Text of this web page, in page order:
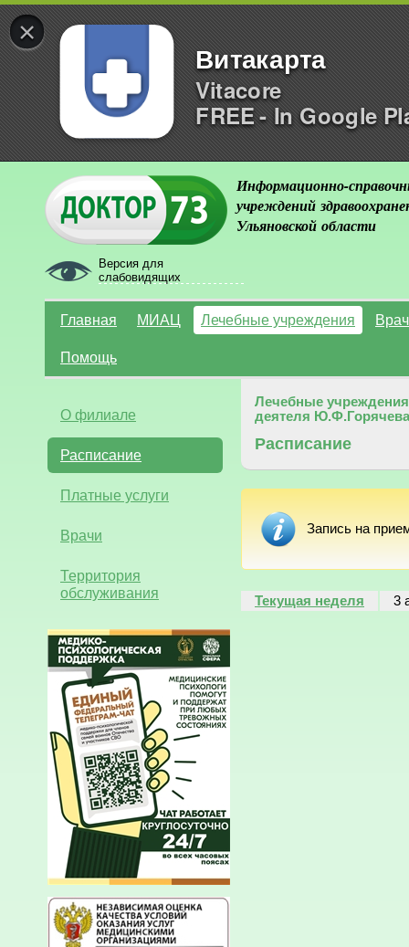
×
Витакарта
Vitacore
FREE - In Google
Версия для
слабовидящих
Информационно-
учреждений
Ульяновской области
Главная МИАЦ Лечебные учреждения
Помощь
О филиале
Расписание
Платные услуги
Врачи
Территория
обслуживания
Лечебные учреждения
деятеля Ю.Ф.Горячева
Расписание
Запись на
Текущая неделя 3